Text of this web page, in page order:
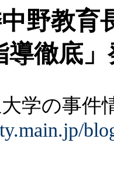
野教育
導徹底
大学の事